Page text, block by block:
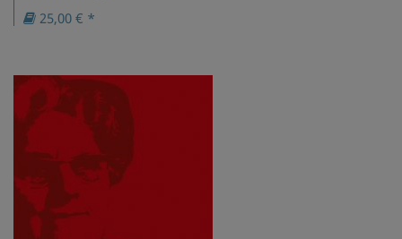
25,00 € *